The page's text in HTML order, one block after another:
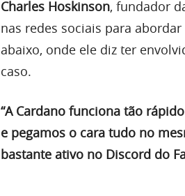
Charles Hoskinson, fundador
nas redes sociais para
abaixo, onde ele diz ter
caso.
“A Cardano funciona tão
e pegamos o cara tudo no
bastante ativo no Discord do